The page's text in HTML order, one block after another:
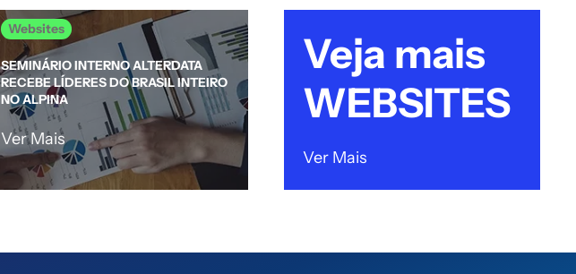
Websites
SEMINÁRIO INTERNO ALTERDATA
RECEBE LÍDERES DO BRASIL INTEIRO
NO ALPINA
Ver Mais
Veja mais
WEBSITES
Ver Mais